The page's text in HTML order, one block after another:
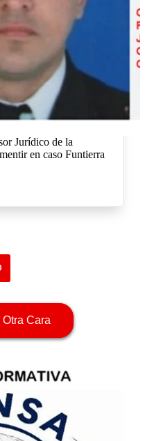
Jurídico de la
en caso Funtierra
Cara